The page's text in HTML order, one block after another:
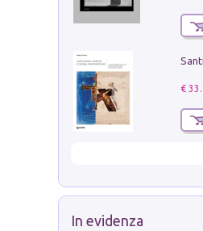
€
In evidenza